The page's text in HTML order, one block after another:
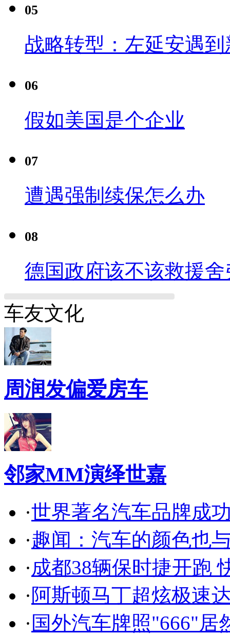
05
战略转型：左延安遇
06
假如美国是个企业
07
遭遇强制续保怎么办
08
德国政府该不该救援舍
车友文化
周润发偏爱房车
邻家MM演绎世嘉
·世界著名汽车品牌成
·趣闻：汽车的颜色也
·成都38辆保时捷开跑
·阿斯顿马丁超炫极速
· 国外汽车牌照"666"居